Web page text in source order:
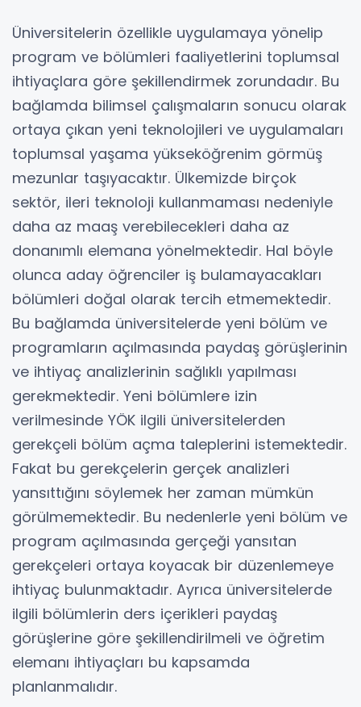
Üniversitelerin özellikle uygulamaya yönelip
program ve bölümleri faaliyetlerini toplumsal
ihtiyaçlara göre şekillendirmek zorundadır. Bu
bağlamda bilimsel çalışmaların sonucu olarak
ortaya çıkan yeni teknolojileri ve uygulamaları
toplumsal yaşama yükseköğrenim görmüş
mezunlar taşıyacaktır. Ülkemizde birçok
sektör, ileri teknoloji kullanmaması nedeniyle
daha az maaş verebilecekleri daha az
donanımlı elemana yönelmektedir. Hal böyle
olunca aday öğrenciler iş bulamayacakları
bölümleri doğal olarak tercih etmemektedir.
Bu bağlamda üniversitelerde yeni bölüm ve
programların açılmasında paydaş görüşlerinin
ve ihtiyaç analizlerinin sağlıklı yapılması
gerekmektedir. Yeni bölümlere izin
verilmesinde YÖK ilgili üniversitelerden
gerekçeli bölüm açma taleplerini istemektedir.
Fakat bu gerekçelerin gerçek analizleri
yansıttığını söylemek her zaman mümkün
görülmemektedir. Bu nedenlerle yeni bölüm ve
program açılmasında gerçeği yansıtan
gerekçeleri ortaya koyacak bir düzenlemeye
ihtiyaç bulunmaktadır. Ayrıca üniversitelerde
ilgili bölümlerin ders içerikleri paydaş
görüşlerine göre şekillendirilmeli ve öğretim
elemanı ihtiyaçları bu kapsamda
planlanmalıdır.